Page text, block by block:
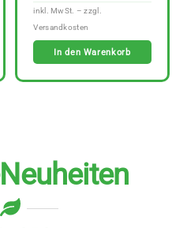
In den Warenkorb